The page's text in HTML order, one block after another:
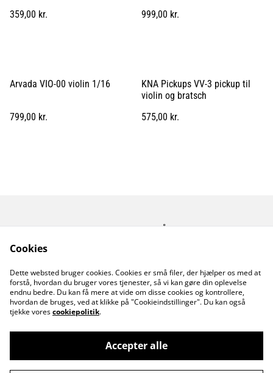
359,00 kr.
999,00 kr.
Arvada VIO-00 violin 1/16
799,00 kr.
KNA Pickups VV-3 pickup til
violin og bratsch
575,00 kr.
Kontakt os
Åbningstider
Cookiepolitik
©2026MusicDude
Cookies
Dette websted bruger cookies. Cookies er små filer, der hjælper os med at
forstå, hvordan du bruger vores tjenester, så vi kan gøre din oplevelse
endnu bedre. Du kan få mere at vide om disse cookies og kontrollere,
hvordan de bruges, ved at klikke på "Cookieindstillinger". Du kan også
tjekke vorescookiepolitik.
Accepter alle